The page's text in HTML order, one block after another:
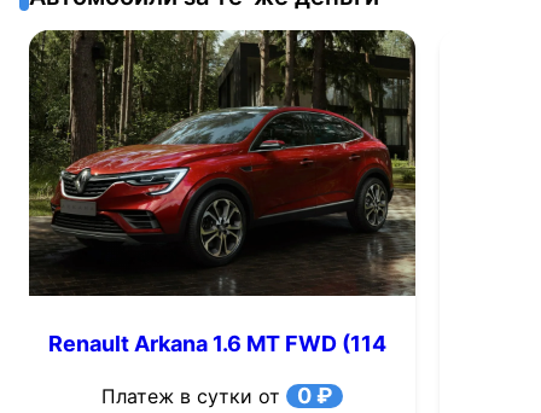
Renault Arkana 1.6 MT FWD (114
Платеж в сутки от 0 ₽